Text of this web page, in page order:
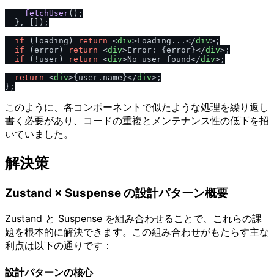
fetchUser();
  }, []);
if (loading) return <div>Loading... </div> ;
if (error) return <div>Error: {error}</div> ;
if (!user) return <div>No user found</div> ;
return <div>{user.name}</div> ;
このように、各コンポーネントで似たような処理を繰り返し
書く必要があり、コードの重複とメンテナンス性の低下を招
いていました。
解決策
Zustand × Suspense の設計パターン概要
Zustand と Suspense を組み合わせることで、これらの課
題を根本的に解決できます。この組み合わせがもたらす主な
利点は以下の通りです：
設計パターンの核心